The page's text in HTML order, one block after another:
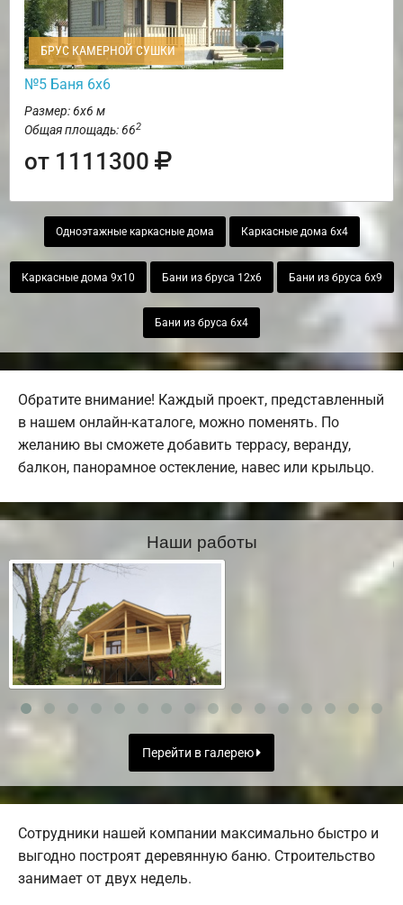
БРУС КАМЕРНОЙ СУШКИ
№5 Баня 6х6
Размер: 6х6 м
Общая площадь: 662
от 1111300
Одноэтажные каркасные дома Каркасные дома 6х4
Каркасные дома 9х10 Бани из бруса 12х6 Бани из бруса 6х9
Бани из бруса 6х4
Обратите внимание! Каждый проект, представленный
в нашем онлайн-каталоге, можно поменять. По
желанию вы сможете добавить террасу, веранду,
балкон, панорамное остекление, навес или крыльцо.
Наши работы
Перейти в галерею
Сотрудники нашей компании максимально быстро и
выгодно построят деревянную баню. Строительство
занимает от двух недель.